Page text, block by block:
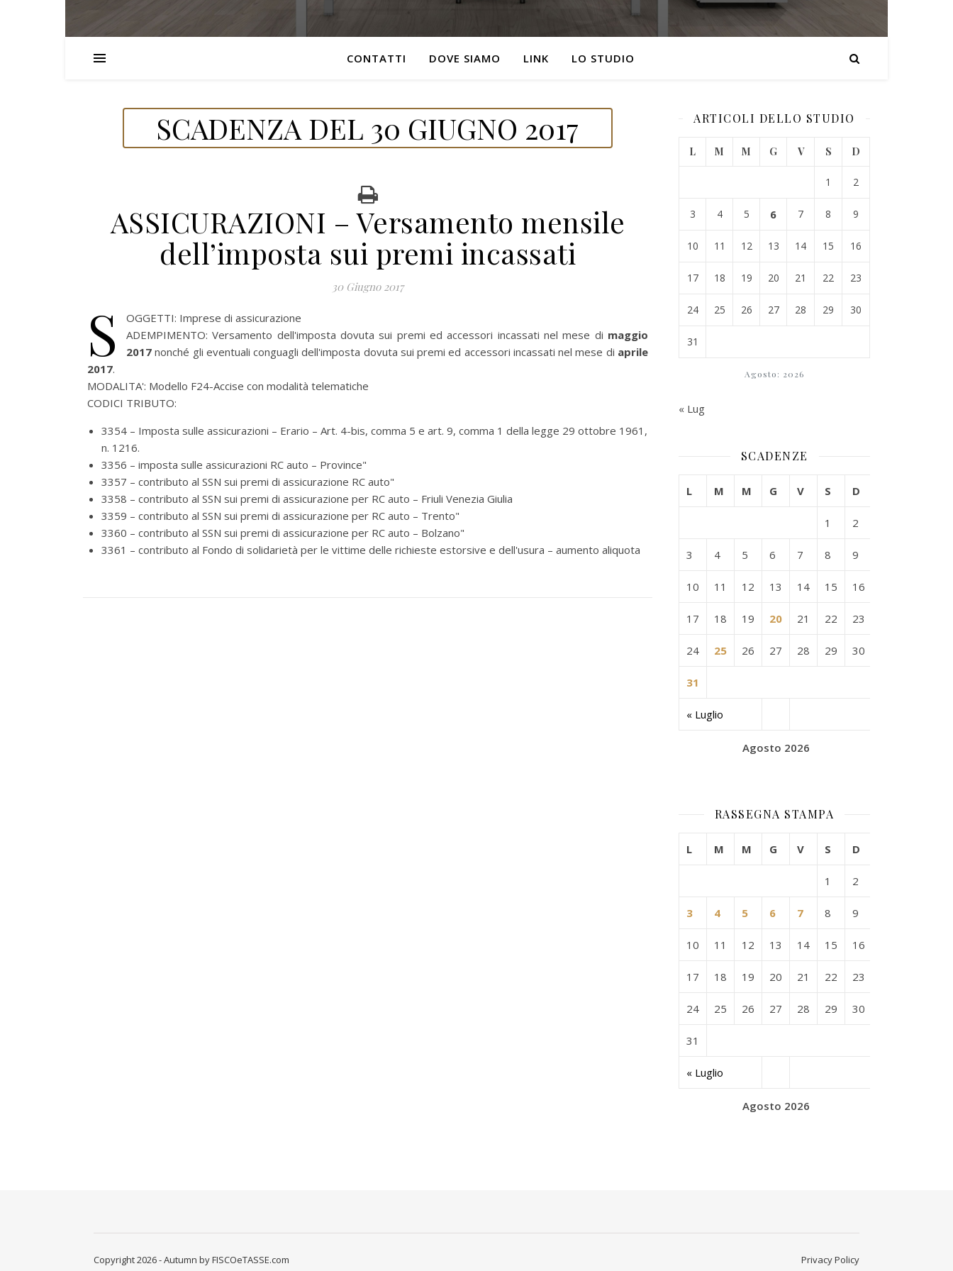
CONTATTI DOVE SIAMO LINK LO STUDIO
SCADENZA DEL 30 GIUGNO 2017
ASSICURAZIONI – Versamento mensile
dell’imposta sui premi incassati
30 Giugno 2017
S OGGETTI: Imprese di assicurazione
ADEMPIMENTO:Versamento dell'imposta dovuta sui premi ed accessori incassati nel mese di maggio
2017 nonché gli eventuali conguagli dell'imposta dovuta sui premi ed accessori incassati nel mese di aprile
2017.
MODALITA': Modello F24-Accise con modalità telematiche
CODICI TRIBUTO:
3354 – Imposta sulle assicurazioni – Erario – Art. 4-bis, comma 5 e art. 9, comma 1 della legge 29 ottobre 1961,
n. 1216.
3356 – imposta sulle assicurazioni RC auto – Province"
3357 – contributo al SSN sui premi di assicurazione RC auto"
3358 – contributo al SSN sui premi di assicurazione per RC auto – Friuli Venezia Giulia
3359 – contributo al SSN sui premi di assicurazione per RC auto – Trento"
3360 – contributo al SSN sui premi di assicurazione per RC auto – Bolzano"
3361 – contributo al Fondo di solidarietà per le vittime delle richieste estorsive e dell'usura – aumento aliquota
ARTICOLI DELLO STUDIO
Agosto: 2026
L M M G V S D
1 2
3 4 5 6 7 8 9
10 11 12 13 14 15 16
17 18 19 20 21 22 23
24 25 26 27 28 29 30
31
« Lug
SCADENZE
Agosto 2026
L M M G V S D
« Luglio
1 2
3 4 5 6 7 8 9
10 11 12 13 14 15 16
17 18 19 20 21 22 23
24 25 26 27 28 29 30
31
RASSEGNA STAMPA
Agosto 2026
L M M G V S D
« Luglio
1 2
3 4 5 6 7 8 9
10 11 12 13 14 15 16
17 18 19 20 21 22 23
24 25 26 27 28 29 30
31
Privacy Policy
Copyright 2026 - Autumn by FISCOeTASSE.com